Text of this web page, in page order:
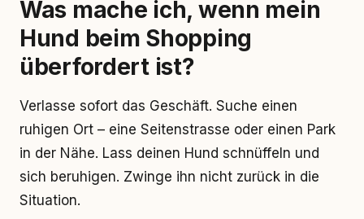
Was mache ich, wenn mein
Hund beim Shopping
überfordert ist?
Verlasse sofort das Geschäft. Suche einen
ruhigen Ort – eine Seitenstrasse oder einen Park
in der Nähe. Lass deinen Hund schnüffeln und
sich beruhigen. Zwinge ihn nicht zurück in die
Situation.